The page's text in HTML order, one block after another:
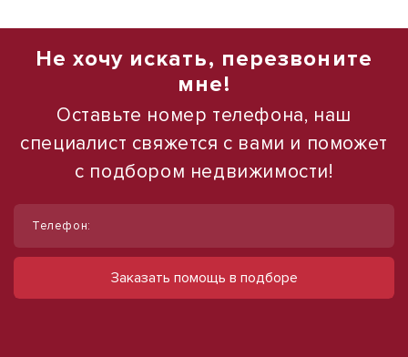
Не хочу искать, перезвоните
мне!
Оставьте номер телефона, наш
специалист свяжется с вами и поможет
с подбором недвижимости!
Телефон:
Заказать помощь в подборе